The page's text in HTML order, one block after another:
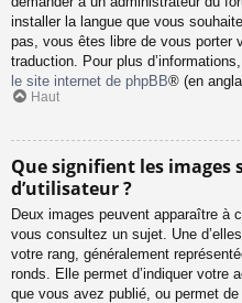
installer la langue que vous
pas, vous êtes libre de vous porter
traduction. Pour plus
le site internet de phpBB® (en
Haut
Que signifient les images
d’utilisateur ?
Deux images peuvent apparaître à
vous consultez un sujet. Une
votre rang, généralement
ronds. Elle permet d’indiquer votre
que vous avez publié, ou permet